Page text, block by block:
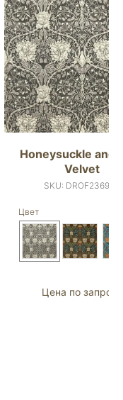
Honeysuckle and
Velvet
SKU: DROF236938
Цвет
Цена по запросу